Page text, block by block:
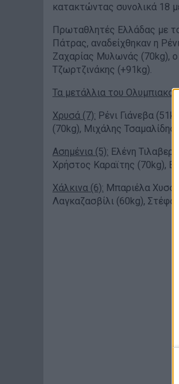
κατακτώντας συνολικά 18
Πρωταθλητές Ελλάδας με
Πάτρας, αναδείχθηκαν η
Ζαχαρίας Μυλωνάς (70kg), ο
Τζωρτζινάκης (+91kg).
Τα μετάλλια του
Χρυσά (7): Ρένι Γιάνεβα
(70kg), Μιχάλης Τσαμαλίδης
Ασημένια (5): Ελένη
Χρήστος Καραϊτης (70kg),
Χάλκινα (6): Μπαριέλα
Λαγκαζασβίλι (60kg),